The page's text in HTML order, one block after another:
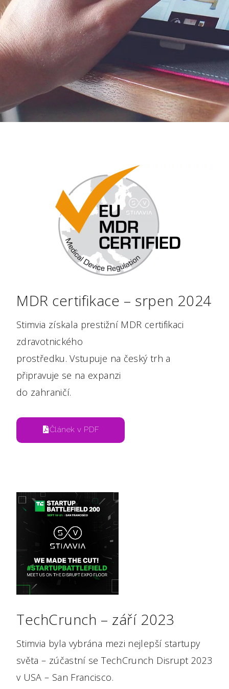
MDR certifikace – srpen 2024
Stimvia získala prestižní MDR certifikaci
zdravotnického
prostředku. Vstupuje na český trh a
připravuje se na expanzi
do zahraničí.
Článek v PDF
TechCrunch – září 2023
Stimvia byla vybrána mezi nejlepší startupy
světa – zúčastní se TechCrunch Disrupt 2023
v USA – San Francisco.